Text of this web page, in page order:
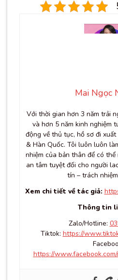
Mai Ngọc
Với thời gian hơn 3 năm trải
và hơn 5 năm kinh nghiệm
động về thủ tục, hồ sơ đi
& Hàn Quốc. Tôi luôn luôn
nhiệm của bản thân để có
an tâm tuyệt đối cho người
tín – trách
Xem chi tiết về tác giả:
Thông tin
Zalo/Hotline:
Tiktok: https://
https://